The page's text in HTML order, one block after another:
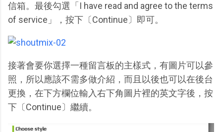
信箱。最後勾選「I have read and agree to the terms
of service」，按下〔Continue〕即可。
接著會要你選擇一種留言板的主樣式，有圖片可以參
照，所以應該不需多做介紹，而且以後也可以在後台
更換，在下方欄位輸入右下角圖片裡的英文字後，按
下〔Continue〕繼續。